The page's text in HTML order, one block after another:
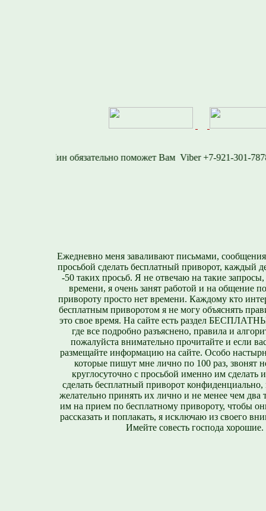
Viber +7-921-
Ежедневно меня заваливают письмами,
просьбой сделать бесплатный приворот, каждый
-50 таких просьб. Я не отвечаю на такие
времени, я очень занят работой и на общение
привороту просто нет времени. Каждому кто
бесплатным приворотом я не могу объяснять
это свое время. На сайте есть раздел
где все подробно разъяснено, правила и
пожалуйста внимательно прочитайте и если
размещайте информацию на сайте. Особо
которые пишут мне лично по 100 раз, звонят
круглосуточно с просьбой именно им сделать
сделать бесплатный приворот конфиденциально,
желательно принять их лично и не менее чем два
им на прием по бесплатному привороту, чтобы
рассказать и поплакать, я исключаю из своего
Имейте совесть господа хорошие.